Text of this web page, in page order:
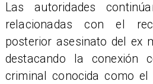
​Las autoridades
relacionadas con el
posterior asesinato del ex
destacando la conexión
criminal conocida como el